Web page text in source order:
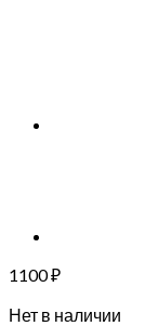
1100₽
Нет в наличии